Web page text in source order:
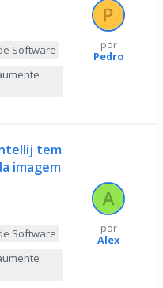
Software
por
Pedro
tem
imagem
Software
por
Alex